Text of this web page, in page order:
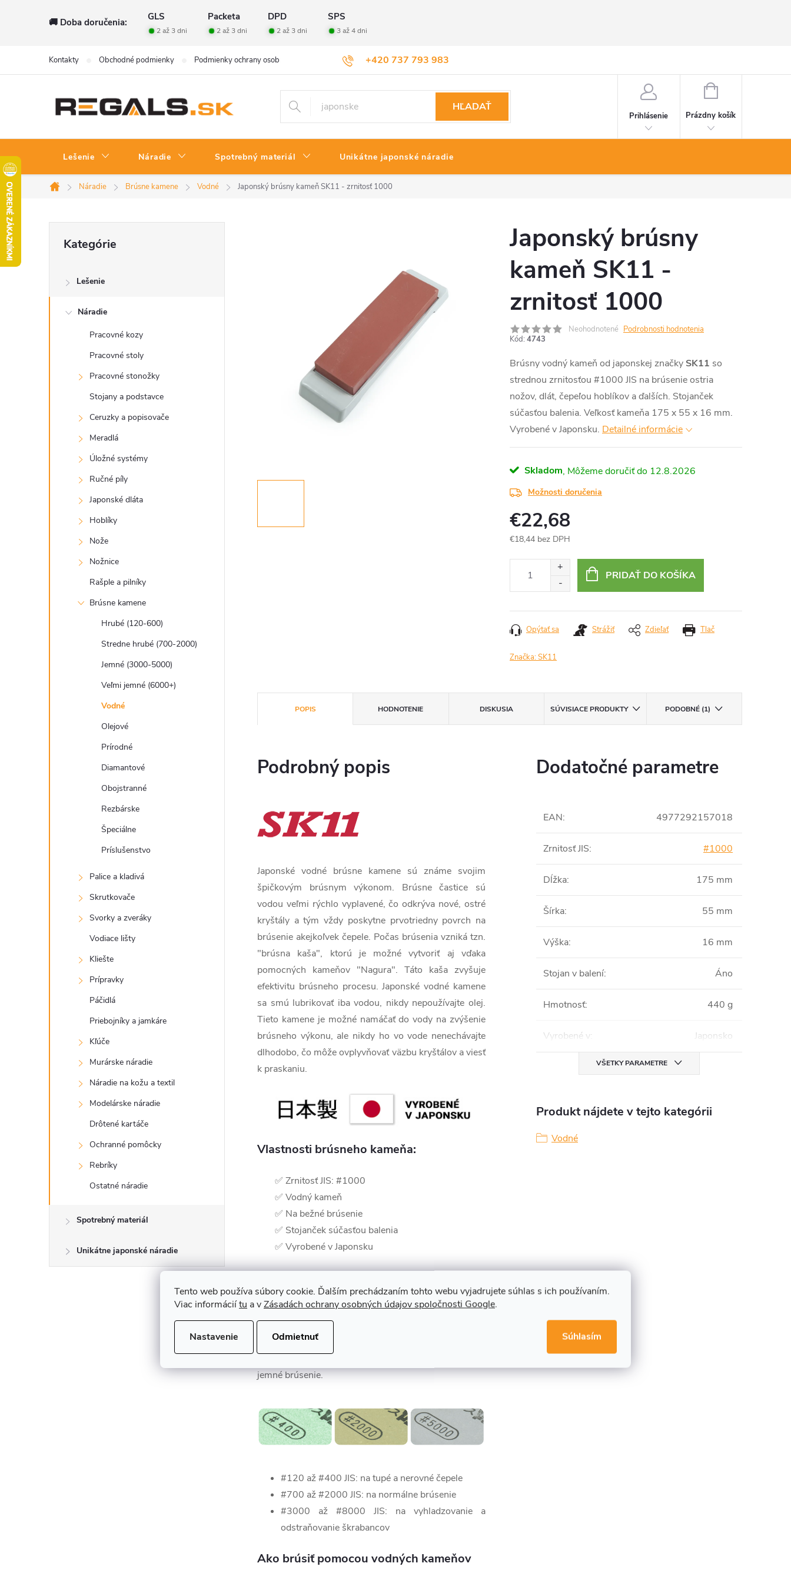
Tento web používa súbory cookie. Ďalším prechádzaním tohto webu vyjadrujete súhlas s ich používaním.
Viac informáciítu a vZásadách ochrany osobných údajov spoločnosti Google.
Nastavenie Odmietnuť Súhlasím
🚚 Doba doručenia: GLS Packeta DPD SPS
2 až 3 dni 2 až 3 dni 2 až 3 dni 3 až 4 dni
+420 737 793 983
Kontakty Obchodné podmienky Podmienky ochrany osobných údajov Veľkoobchod Vrátenie tovaru
HĽADAŤ
Prihlásenie
NÁKUPNÝ
Prázdny košík
Lešenie Náradie Spotrebný materiál Unikátne japonské náradie
Domov
Náradie Brúsne kamene Vodné Japonský brúsny kameň SK11 - zrnitosť 1000
č
kategórie
Kategórie
Lešenie
Náradie
Pracovné kozy
Pracovné stoly
Pracovné stonožky
Stojany a podstavce
Ceruzky a popisovače
Meradlá
Úložné systémy
Ručné píly
Japonské dláta
Hoblíky
Nože
Nožnice
Rašple a pilníky
Brúsne kamene
Hrubé (120-600)
Stredne hrubé (700-2000)
Jemné (3000-5000)
Veľmi jemné (6000+)
Vodné
Olejové
Prírodné
Diamantové
Obojstranné
Rezbárske
Špeciálne
Príslušenstvo
Palice a kladivá
Skrutkovače
Svorky a zveráky
Vodiace lišty
Kliešte
Prípravky
Páčidlá
Priebojníky a jamkáre
Kľúče
Murárske náradie
Náradie na kožu a textil
Modelárske náradie
Drôtené kartáče
Ochranné pomôcky
Rebríky
Ostatné náradie
Spotrebný materiál
Unikátne japonské náradie
Japonský brúsny
kameň SK11 -
zrnitosť 1000
Neohodnotené Podrobnosti hodnotenia
Kód: 4743
Brúsny vodný kameň od japonskej značky SK11 so
strednou zrnitosťou #1000 JIS na brúsenie ostria
nožov, dlát, čepeľou hoblíkov a ďalších. Stojanček
súčasťou balenia. Veľkosť kameňa 175 x 55 x 16 mm.
Vyrobené v Japonsku. Detailné informácie
Skladom 12.8.2026
Možnosti doručenia
€22,68
€18,44 bez DPH
PRIDAŤ DO KOŠÍKA
Tlač
Opýtať sa Strážiť Zdieľať
Značka:SK11
POPIS HODNOTENIE DISKUSIA SÚVISIACE PRODUKTY PODOBNÉ (1)
Podrobný popis
Japonské vodné brúsne kamene sú známe svojim
špičkovým brúsnym výkonom. Brúsne častice sú
vodou veľmi rýchlo vyplavené, čo odkrýva nové, ostré
kryštály a tým vždy poskytne prvotriedny povrch na
brúsenie akejkoľvek čepele. Počas brúsenia vzniká tzn.
"brúsna kaša", ktorú je možné vytvoriť aj vďaka
pomocných kameňov "Nagura". Táto kaša zvyšuje
efektivitu brúsneho procesu. Japonské vodné kamene
sa smú lubrikovať iba vodou, nikdy nepoužívajte olej.
Tieto kamene je možné namáčať do vody na zvýšenie
brúsneho výkonu, ale nikdy ho vo vode nenechávajte
dlhodobo, čo môže ovplyvňovať väzbu kryštálov a viesť
k praskaniu.
Vlastnosti brúsneho kameňa:
✅ Zrnitosť JIS: #1000
✅ Vodný kameň
✅ Na bežné brúsenie
✅ Stojanček súčasťou balenia
✅ Vyrobené v Japonsku
Na brúsenie naozaj tupej alebo nerovnej čepele použite
kamene s nízkym JIS číslom (japonská klasifikácia pre
zrnitosť). Čím nižšie číslo, tým väčšia hrubosť kameňa.
jemné brúsenie.
#120 až #400 JIS: na tupé a nerovné čepele
#700 až #2000 JIS: na normálne brúsenie
#3000 až #8000 JIS: na vyhladzovanie a
odstraňovanie škrabancov
Ako brúsiť pomocou vodných kameňov
Dodatočné parametre
EAN: 4977292157018
Zrnitosť JIS: #1000
Dĺžka: 175 mm
Šírka: 55 mm
Výška: 16 mm
Stojan v balení: Áno
Hmotnosť: 440 g
Vyrobené v: Japonsko
VŠETKY PARAMETRE
Produkt nájdete v tejto kategórii
Vodné